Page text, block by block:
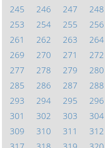
245
246 247 248
253
254 255 256
261
262 263 264
269
270 271 272
277
278 279 280
285
286 287 288
293
294 295 296
301
302 303 304
309
310 311 312